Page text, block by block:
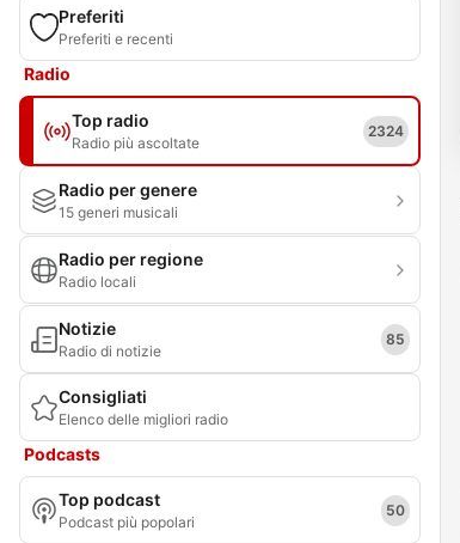
Preferiti
Preferiti e recenti
Radio
Top radio
Radio più ascoltate
2324
Radio per genere
15 generi musicali
Radio per regione
Radio locali
Notizie
Radio di notizie
85
Consigliati
Elenco delle migliori radio
Podcasts
Top podcast
Podcast più popolari
50